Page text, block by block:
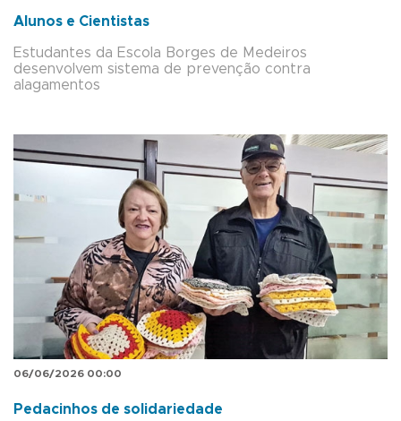
Alunos e Cientistas
Estudantes da Escola Borges de Medeiros
desenvolvem sistema de prevenção contra
alagamentos
06/06/2026 00:00
Pedacinhos de solidariedade